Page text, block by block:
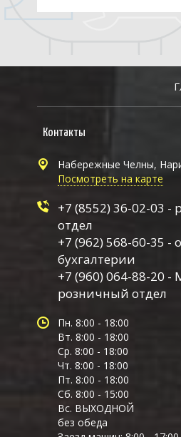
Контакты
Набережные Челны,
Посмотреть на карте
+7 (8552) 36-02-03
отдел
+7 (962) 568-60-35 -
бухгалтерии
+7 (960) 064-88-20 -
розничный отдел
Пн. 8:00 - 18:00
Вт. 8:00 - 18:00
Ср. 8:00 - 18:00
Чт. 8:00 - 18:00
Пт. 8:00 - 18:00
Сб. 8:00 - 15:00
Вс. ВЫХОДНОЙ
без обеда